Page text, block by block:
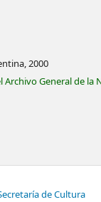
2000
Archivo General de la
de Cultura